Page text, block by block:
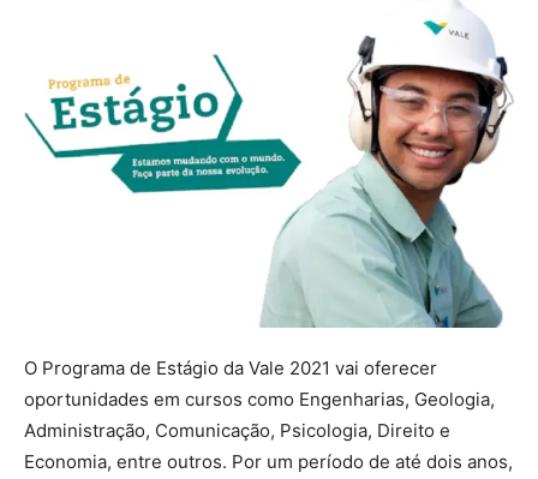
O Programa de Estágio da Vale 2021 vai oferecer
oportunidades em cursos como Engenharias, Geologia,
Administração, Comunicação, Psicologia, Direito e
Economia, entre outros. Por um período de até dois anos,